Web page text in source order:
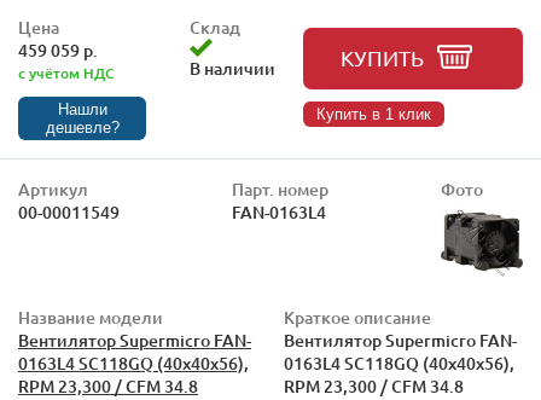
Цена
459 059 р.
с учётом НДС
Нашли
дешевле?
Склад
В наличии
КУПИТЬ
Купить в 1 клик
Артикул
00-00011549
Парт. номер
FAN-0163L4
Фото
Название модели
Вентилятор Supermicro FAN-
0163L4 SC118GQ (40x40x56),
RPM 23,300 / CFM 34.8
Краткое описание
Вентилятор Supermicro FAN-
0163L4 SC118GQ (40x40x56),
RPM 23,300 / CFM 34.8